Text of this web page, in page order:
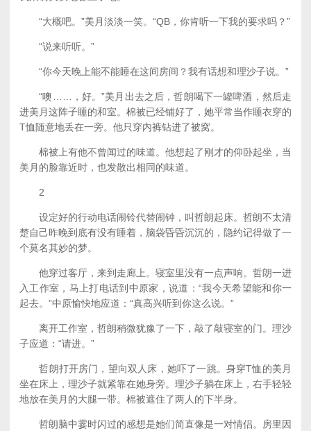
“大概吧。”美月淡淡一笑。“QB，你肯听一下我的要求吗？”
“说来听听。”
“你今天晚上能不能睡在这间房间？我有话想和理沙子说。”
“噢……，好。”美月出去之后，哲朗喝下一罐啤酒，然后走
进美月这阵子睡的和室。棉被已经铺好了，她平常当作睡衣穿的
T恤随意地丢在一旁。他只穿内裤钻进了被窝。
棉被上有他不曾闻过的味道。他想起了刚才的仰卧起坐，当
美月的脸靠近时，也发散出相同的味道。
2
设定好的行动电话闹铃代替闹钟，叫哲朗起床。哲朗不太清
楚自己昨晚到底有没有睡着，脑袋昏昏沉沉的，隐约记得做了一
个莫名其妙的梦。
他穿过客厅，来到走廊上。寝室里没有一点声响。哲朗一进
入工作室，马上打电话到中原家，说道：“我今天希望能和你一
起去。”中原愉快地应道：“真高兴听到你这么说。”
离开工作室，哲朗稍微犹豫了一下，敲了敲寝室的门。理沙
子应道：“请进。”
哲朗打开房门，望向双人床，她吓了一跳。身穿T恤的美月
坐在床上，理沙子就紧靠在她身旁。理沙子躺在床上，右手轻轻
地放在美月的大腿一带。棉被遮住了两人的下半身。
哲朗脑中霎时闪过的感想是她们简直像是一对情侣。房里因